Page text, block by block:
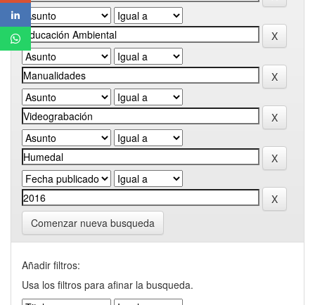
Comenzar nueva busqueda
Añadir filtros:
Usa los filtros para afinar la busqueda.